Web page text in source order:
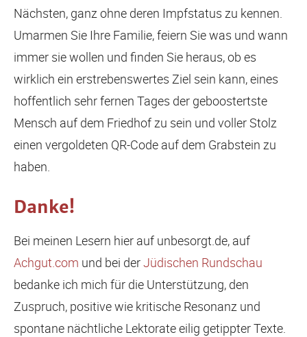
Nächsten, ganz ohne deren Impfstatus zu kennen.
Umarmen Sie Ihre Familie, feiern Sie was und wann
immer sie wollen und finden Sie heraus, ob es
wirklich ein erstrebenswertes Ziel sein kann, eines
hoffentlich sehr fernen Tages der geboostertste
Mensch auf dem Friedhof zu sein und voller Stolz
einen vergoldeten QR-Code auf dem Grabstein zu
haben.
Danke!
Bei meinen Lesern hier auf unbesorgt.de, auf
Achgut.com und bei derJüdischen Rundschau
bedanke ich mich für die Unterstützung, den
Zuspruch, positive wie kritische Resonanz und
spontane nächtliche Lektorate eilig getippter Texte.